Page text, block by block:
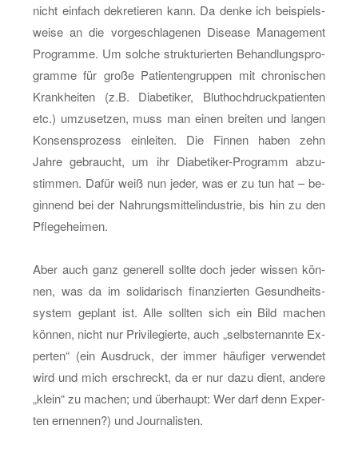
nicht ein­fach de­kre­tie­ren kann. Da denke ich bei­spiels­
wei­se an die vor­ge­schla­ge­nen Di­sea­se Ma­nage­ment
Pro­gram­me. Um sol­che struk­tu­rier­ten Be­hand­lungs­pro­
gram­me für große Pa­ti­en­ten­grup­pen mit chro­ni­schen
Krank­hei­ten (z.B. Dia­be­ti­ker, Blut­hoch­druck­pa­ti­en­ten
etc.) um­zu­set­zen, muss man einen brei­ten und lan­gen
Kon­sens­pro­zess ein­lei­ten. Die Fin­nen haben zehn
Jahre ge­braucht, um ihr Dia­be­ti­ker-Pro­gramm ab­zu­
stim­men. Dafür weiß nun jeder, was er zu tun hat – be­
gin­nend bei der Nah­rungs­mit­tel­in­dus­trie, bis hin zu den
Pfle­ge­hei­men.
Aber auch ganz ge­ne­rell soll­te doch jeder wis­sen kön­
nen, was da im so­li­da­risch fi­nan­zier­ten Ge­sund­heits­
sys­tem ge­plant ist. Alle soll­ten sich ein Bild ma­chen
kön­nen, nicht nur Pri­vi­le­gier­te, auch „selbst­er­nann­te Ex­
per­ten“ (ein Aus­druck, der immer häu­fi­ger ver­wen­det
wird und mich er­schreckt, da er nur dazu dient, an­de­re
„klein“ zu ma­chen; und über­haupt: Wer darf denn Ex­per­
ten er­nen­nen?) und Jour­na­lis­ten.